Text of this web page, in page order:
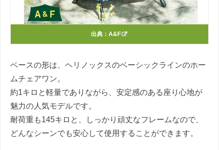
出典： A&F
ベースの形は、ヘリノックスのベーシックラインのホー
ムチェアワン。
約1キロと軽量でありながら、安定感のある座り心地が
魅力の人気モデルです。
耐荷重も145キロと、しっかり頑丈なフレームなので、
どんなシーンでも安心して使用することができます。